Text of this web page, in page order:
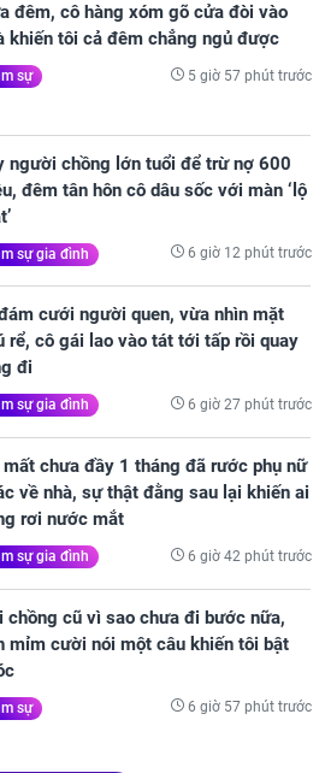
đêm, cô hàng xóm gõ cửa đòi vào
khiến tôi cả đêm chẳng ngủ được
sự 5 giờ 57 phút trước
người chồng lớn tuổi để trừ nợ 600
đêm tân hôn cô dâu sốc với màn ‘lộ
sự gia đình 6 giờ 12 phút trước
cưới người quen, vừa nhìn mặt
rể, cô gái lao vào tát tới tấp rồi quay
đi
sự gia đình 6 giờ 27 phút trước
chưa đầy 1 tháng đã rước phụ nữ
về nhà, sự thật đằng sau lại khiến ai
rơi nước mắt
sự gia đình 6 giờ 42 phút trước
chồng cũ vì sao chưa đi bước nữa,
mỉm cười nói một câu khiến tôi bật
sự 6 giờ 57 phút trước